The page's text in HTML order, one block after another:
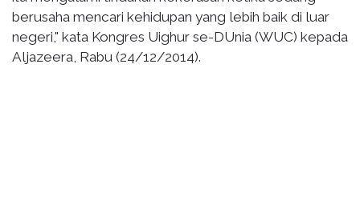
berusaha mencari kehidupan yang lebih baik di luar
negeri," kata Kongres Uighur se-DUnia (WUC) kepada
Aljazeera, Rabu (24/12/2014).